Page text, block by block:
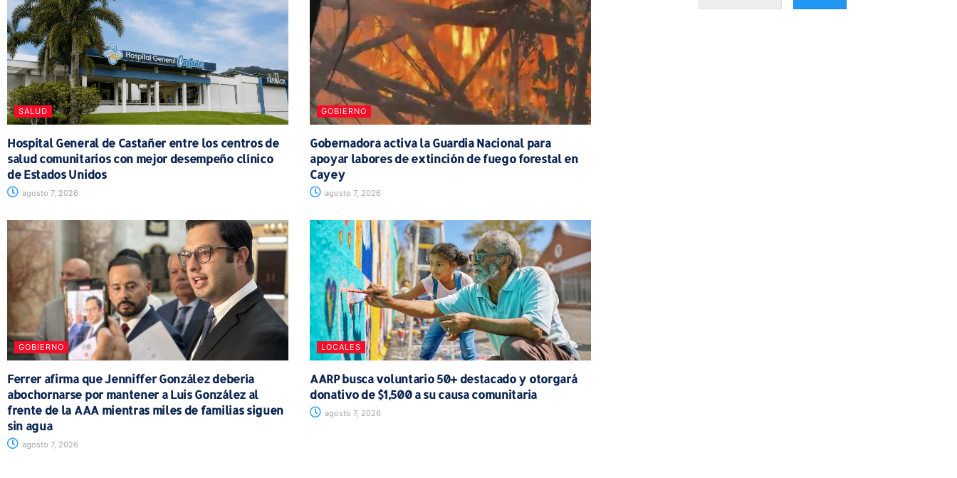
SALUD
Hospital General de Castañer entre los centros de
salud comunitarios con mejor desempeño clínico
de Estados Unidos
agosto 7, 2026
GOBIERNO
Gobernadora activa la Guardia Nacional para
apoyar labores de extinción de fuego forestal en
Cayey
agosto 7, 2026
GOBIERNO
Ferrer afirma que Jenniffer González debería
abochornarse por mantener a Luis González al
frente de la AAA mientras miles de familias siguen
sin agua
agosto 7, 2026
LOCALES
AARP busca voluntario 50+ destacado y otorgará
donativo de $1,500 a su causa comunitaria
agosto 7, 2026